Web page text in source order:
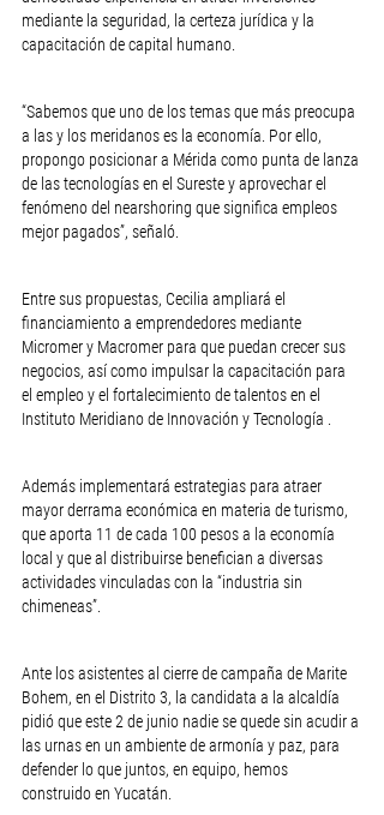
mediante la seguridad, la certeza jurídica y la
capacitación de capital humano.
“Sabemos que uno de los temas que más preocupa
a las y los meridanos es la economía. Por ello,
propongo posicionar a Mérida como punta de lanza
de las tecnologías en el Sureste y aprovechar el
fenómeno del nearshoring que significa empleos
mejor pagados”, señaló.
Entre sus propuestas, Cecilia ampliará el
financiamiento a emprendedores mediante
Micromer y Macromer para que puedan crecer sus
negocios, así como impulsar la capacitación para
el empleo y el fortalecimiento de talentos en el
Instituto Meridiano de Innovación y Tecnología .
Además implementará estrategias para atraer
mayor derrama económica en materia de turismo,
que aporta 11 de cada 100 pesos a la economía
local y que al distribuirse benefician a diversas
actividades vinculadas con la “industria sin
chimeneas”.
Ante los asistentes al cierre de campaña de Marite
Bohem, en el Distrito 3, la candidata a la alcaldía
pidió que este 2 de junio nadie se quede sin acudir a
las urnas en un ambiente de armonía y paz, para
defender lo que juntos, en equipo, hemos
construido en Yucatán.